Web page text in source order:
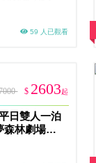
59 人已觀看
$ 2603起
日雙人一泊
森林劇場